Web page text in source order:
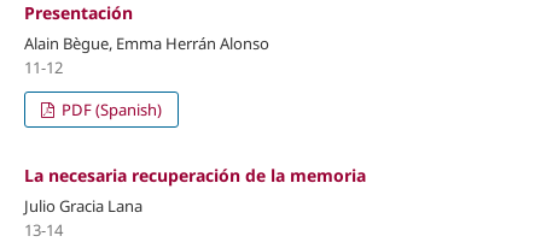
Presentación
Alain Bègue, Emma Herrán Alonso
11-12
PDF (Spanish)
La necesaria recuperación de la memoria
Julio Gracia Lana
13-14